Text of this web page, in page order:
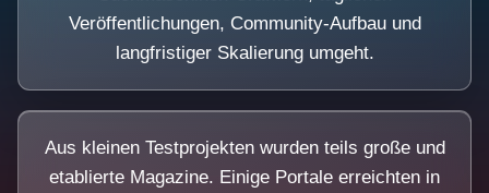
Veröffentlichungen, Community-Aufbau und
langfristiger Skalierung umgeht.
Aus kleinen Testprojekten wurden teils große und
etablierte Magazine. Einige Portale erreichten in